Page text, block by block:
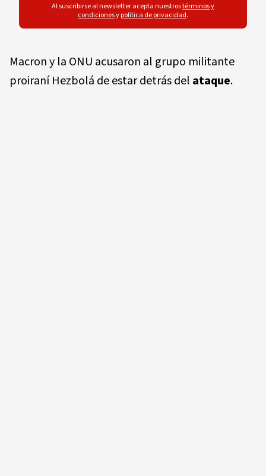
Al suscribirse al newsletter acepta nuestrostérminos y
condicionesypolítica de privacidad.
Macron y la ONU acusaron al grupo militante
proiraní Hezbolá de estar detrás del ataque.